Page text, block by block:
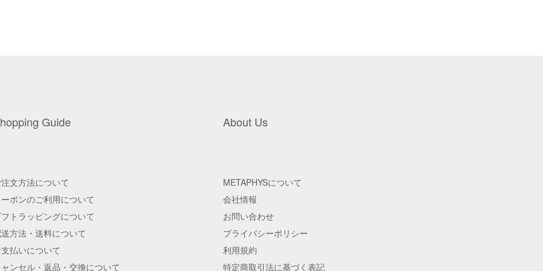
Guide
文方法について
ポンのご利用について
トラッピングについて
方法・送料について
払いについて
ンセル・返品・交換について
About Us
METAPHYSについて
会社情報
お問い合わせ
プライバシーポリシー
利用規約
特定商取引法に基づく表記